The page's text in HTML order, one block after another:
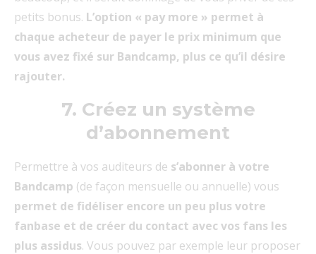
petits bonus. L’option « pay more » permet à
chaque acheteur de payer le prix minimum que
vous avez fixé sur Bandcamp, plus ce qu’il désire
rajouter.
7. Créez un système
d’abonnement
Permettre à vos auditeurs de s’abonner à votre
Bandcamp (de façon mensuelle ou annuelle) vous
permet de fidéliser encore un peu plus votre
fanbase et de créer du contact avec vos fans les
plus assidus. Vous pouvez par exemple leur proposer